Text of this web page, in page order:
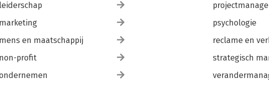
leiderschap
marketing
mens en maatschappij
non-profit
psychologie
reclame en
strategisch